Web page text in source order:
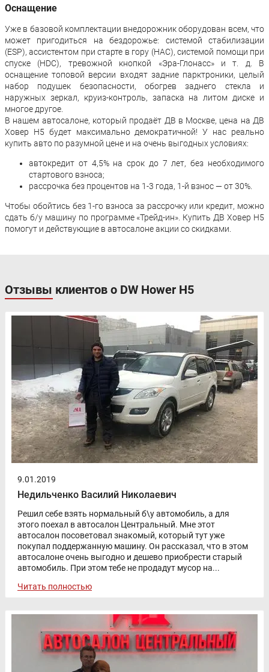
Оснащение
Уже в базовой комплектации внедорожник оборудован всем, что
может пригодиться на бездорожье: системой стабилизации
(ESP), ассистентом при старте в гору (HAC), системой помощи при
спуске (HDC), тревожной кнопкой «Эра-Глонасс» и т. д. В
оснащение топовой версии входят задние парктроники, целый
набор подушек безопасности, обогрев заднего стекла и
наружных зеркал, круиз-контроль, запаска на литом диске и
многое другое.
В нашем автосалоне, который продаёт ДВ в Москве, цена на ДВ
Ховер Н5 будет максимально демократичной! У нас реально
купить авто по разумной цене и на очень выгодных условиях:
автокредит от 4,5% на срок до 7 лет, без необходимого
стартового взноса;
рассрочка без процентов на 1-3 года, 1-й взнос — от 30%.
Чтобы обойтись без 1-го взноса за рассрочку или кредит, можно
сдать б/у машину по программе «Трейд-ин». Купить ДВ Ховер Н5
помогут и действующие в автосалоне акции со скидками.
Отзывы клиентов о DW Hower H5
9.01.2019
Недильченко Василий Николаевич
Решил себе взять нормальный б\у автомобиль, а для
этого поехал в автосалон Центральный. Мне этот
автосалон посоветовал знакомый, который тут уже
покупал поддержанную машину. Он рассказал, что в этом
автосалоне очень выгодно и дешево приобрести старый
автомобиль. При этом тебе не продадут мусор на...
Читать полностью